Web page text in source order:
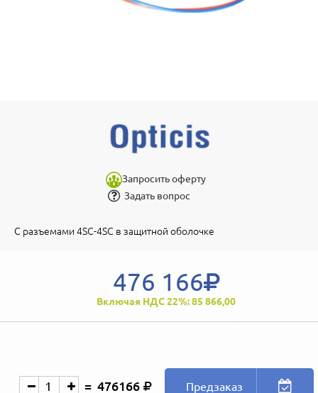
Запросить оферту
Задать вопрос
С разъемами 4SC-4SC в защитной оболочке
476 166
Включая НДС 22%: 85 866,00
476166 Предзаказ